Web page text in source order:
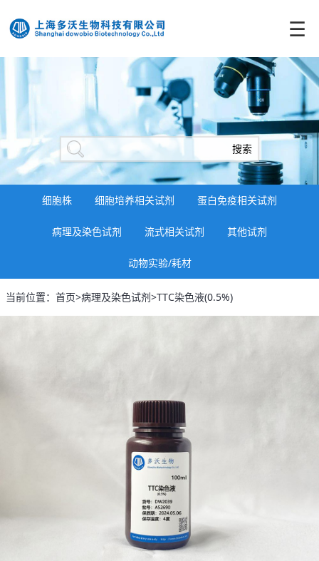
☰
细胞株 细胞培养相关试剂 蛋白免疫相关试剂
病理及染色试剂 流式相关试剂 其他试剂
动物实验/耗材
当前位置：首页>病理及染色试剂>TTC染色液(0.5%)